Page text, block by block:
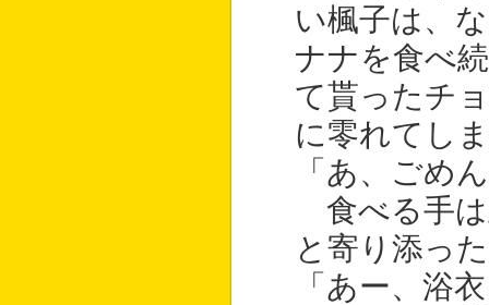
い楓子は、
ナナを食べ
て貰ったチ
に零れてし
「あ、ごめ
食べる手は
と寄り添っ
「あー、浴